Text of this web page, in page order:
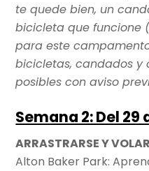
te quede bien, un
bicicleta que funcione
para este
bicicletas, candados y
posibles con aviso
Semana 2: Del
ARRASTRARSE Y
Alton Baker Park: